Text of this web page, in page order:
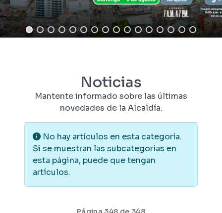
Noticias
Mantente informado sobre las últimas
novedades de la Alcaldía.
Información
No hay artículos en esta categoría.
Si se muestran las subcategorías en
esta página, puede que tengan
artículos.